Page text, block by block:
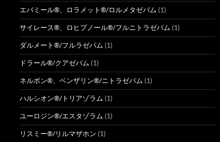
エバミール®、ロラメット®/ロルメタゼパム (1)
サイレース®、ロヒプノール®/フルニトラゼパム (1)
ダルメート®/フルラゼパム (1)
ドラール®/クアゼパム (1)
ネルボン®、ベンザリン®/ニトラゼパム (1)
ハルシオン®/トリアゾラム (1)
ユーロジン®/エスタゾラム (1)
リスミー®/リルマザホン (1)